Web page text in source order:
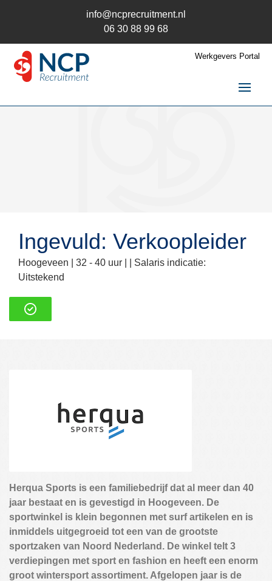
info@ncprecruitment.nl
06 30 88 99 68
Werkgevers Portal
Home
Trainingen
Kandidaten
Ingevuld: Verkoopleider
Hoogeveen | 32 - 40 uur |
| Salaris indicatie:
Uitstekend
Herqua Sports is een familiebedrijf dat al meer dan 40
jaar bestaat en is gevestigd in Hoogeveen. De
sportwinkel is klein begonnen met surf artikelen en is
inmiddels uitgegroeid tot een van de grootste
sportzaken van Noord Nederland. De winkel telt 3
verdiepingen met sport en fashion en heeft een enorm
groot wintersport assortiment. Afgelopen jaar is de